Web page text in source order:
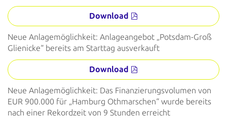
Download
Neue Anlagemöglichkeit: Anlageangebot „Potsdam-Groß
Glienicke“ bereits am Starttag ausverkauft
Download
Neue Anlagemöglichkeit: Das Finanzierungsvolumen von
EUR 900.000 für „Hamburg Othmarschen“ wurde bereits
nach einer Rekordzeit von 9 Stunden erreicht